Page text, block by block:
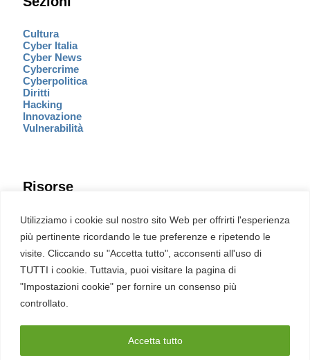
Utilizziamo i cookie sul nostro sito Web per offrirti l'esperienza
più pertinente ricordando le tue preferenze e ripetendo le
visite. Cliccando su "Accetta tutto", acconsenti all'uso di
TUTTI i cookie. Tuttavia, puoi visitare la pagina di
"Impostazioni cookie" per fornire un consenso più
controllato.
Accetta tutto
Cultura
Cyber Italia
Cyber News
Cybercrime
Cyberpolitica
Diritti
Hacking
Innovazione
Vulnerabilità
Risorse
Eventi
Fumetto Cyber
Newsletter
Servizi
Pubblicità
English
Ultime CVE critiche